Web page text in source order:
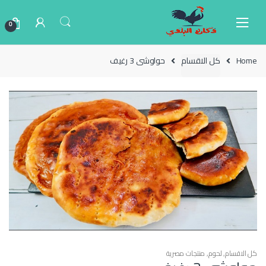
0
Home كل الاقسام حواوشى 3 رغيف
كل الاقسام,لحوم,منتجات مصرية